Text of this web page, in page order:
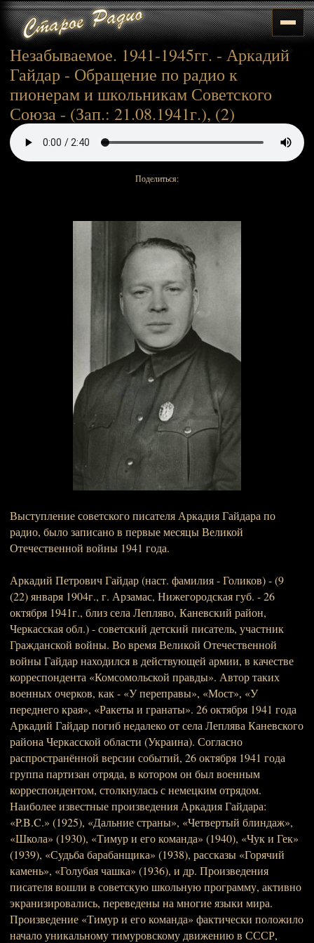
Незабываемое. 1941-1945гг. - Аркадий
Гайдар - Обращение по радио к
пионерам и школьникам Советского
Союза - (Зап.: 21.08.1941г.), (2)
Поделиться:
Выступление советского писателя Аркадия Гайдара по
радио, было записано в первые месяцы Великой
Отечественной войны 1941 года.
Аркадий Петрович Гайдар (наст. фамилия - Голиков) - (9
(22) января 1904г., г. Арзамас, Нижегородская губ. - 26
октября 1941г., близ села Лепляво, Каневский район,
Черкасская обл.) - советский детский писатель, участник
Гражданской войны. Во время Великой Отечественной
войны Гайдар находился в действующей армии, в качестве
корреспондента «Комсомольской правды». Автор таких
военных очерков, как - «У переправы», «Мост», «У
переднего края», «Ракеты и гранаты». 26 октября 1941 года
Аркадий Гайдар погиб недалеко от села Леплява Каневского
района Черкасской области (Украина). Согласно
распространённой версии событий, 26 октября 1941 года
группа партизан отряда, в котором он был военным
корреспондентом, столкнулась с немецким отрядом.
Наиболее известные произведения Аркадия Гайдара:
«P.B.C.» (1925), «Дальние страны», «Четвертый блиндаж»,
«Школа» (1930), «Тимур и его команда» (1940), «Чук и Гек»
(1939), «Судьба барабанщика» (1938), рассказы «Горячий
камень», «Голубая чашка» (1936), и др. Произведения
писателя вошли в советскую школьную программу, активно
экранизировались, переведены на многие языки мира.
Произведение «Тимур и его команда» фактически положило
начало уникальному тимуровскому движению в СССР,